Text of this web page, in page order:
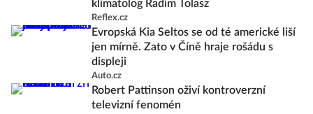
klimatolog Radim Tolasz
Reflex.cz
Evropská Kia Seltos se od té americké liší
jen mírně. Zato v Číně hraje rošádu s
displeji
Auto.cz
Robert Pattinson oživí kontroverzní
televizní fenomén